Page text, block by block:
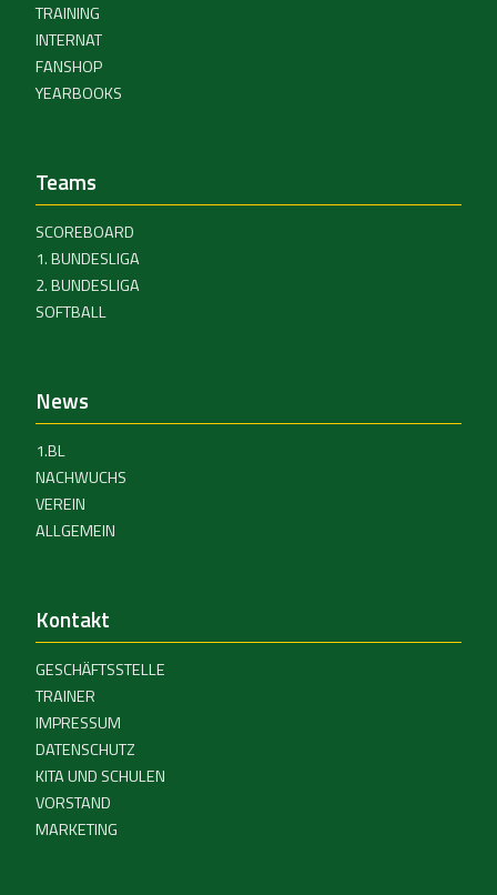
TRAINING
INTERNAT
FANSHOP
YEARBOOKS
Teams
SCOREBOARD
1. BUNDESLIGA
2. BUNDESLIGA
SOFTBALL
News
1.BL
NACHWUCHS
VEREIN
ALLGEMEIN
Kontakt
GESCHÄFTSSTELLE
TRAINER
IMPRESSUM
DATENSCHUTZ
KITA UND SCHULEN
VORSTAND
MARKETING